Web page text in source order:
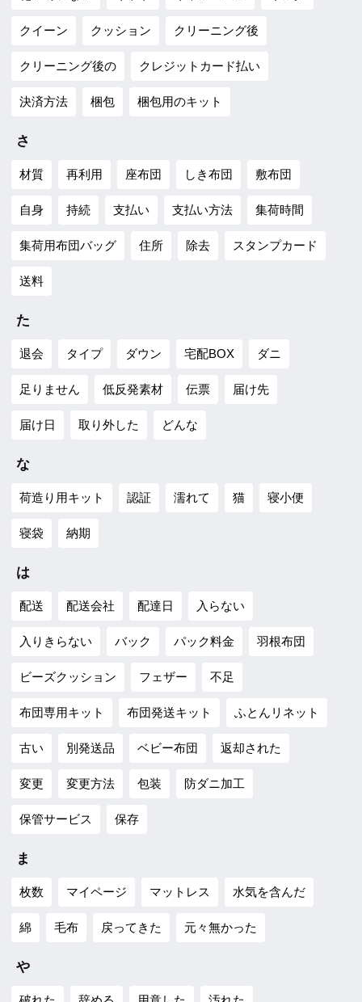
クイーン クッション クリーニング後
クリーニング後の クレジットカード払い
決済方法 梱包 梱包用のキット
さ
材質 再利用 座布団 しき布団 敷布団
自身 持続 支払い 支払い方法 集荷時間
集荷用布団バッグ 住所 除去 スタンプカード
送料
た
退会 タイプ ダウン 宅配BOX ダニ
足りません 低反発素材 伝票 届け先
届け日 取り外した どんな
な
荷造り用キット 認証 濡れて 猫 寝小便
寝袋 納期
は
配送 配送会社 配達日 入らない
入りきらない バック パック料金 羽根布団
ビーズクッション フェザー 不足
布団専用キット 布団発送キット ふとんリネット
古い 別発送品 ベビー布団 返却された
変更 変更方法 包装 防ダニ加工
保管サービス 保存
ま
枚数 マイページ マットレス 水気を含んだ
綿 毛布 戻ってきた 元々無かった
や